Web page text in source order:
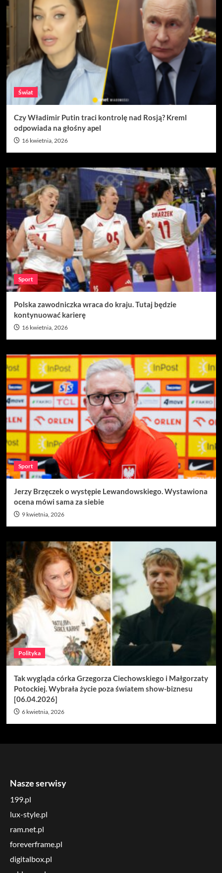
Świat
Czy Władimir Putin traci kontrolę nad Rosją? Kreml
odpowiada na głośny apel
16 kwietnia, 2026
Sport
Polska zawodniczka wraca do kraju. Tutaj będzie
kontynuować karierę
16 kwietnia, 2026
Sport
Jerzy Brzęczek o występie Lewandowskiego. Wystawiona
ocena mówi sama za siebie
9 kwietnia, 2026
Polityka
Tak wygląda córka Grzegorza Ciechowskiego i Małgorzaty
Potockiej. Wybrała życie poza światem show-biznesu
[06.04.2026]
6 kwietnia, 2026
Nasze serwisy
199.pl
lux-style.pl
ram.net.pl
foreverframe.pl
digitalbox.pl